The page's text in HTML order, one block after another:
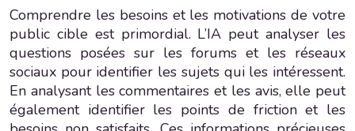
Comprendre les besoins et les motivations de votre
public cible est primordial. L’IA peut analyser les
questions posées sur les forums et les réseaux
sociaux pour identifier les sujets qui les intéressent.
En analysant les commentaires et les avis, elle peut
également identifier les points de friction et les